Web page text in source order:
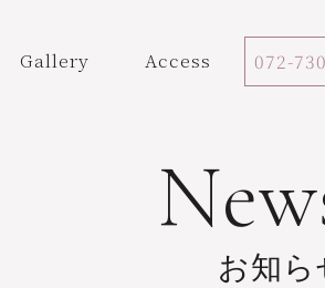
Gallery Access 072-
お知ら